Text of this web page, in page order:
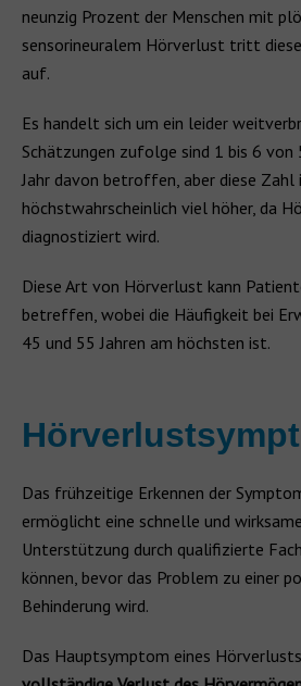
neunzig Prozent der Menschen mit
sensorineuralem Hörverlust tritt
auf.
Es handelt sich um ein leider
Schätzungen zufolge sind 1 bis 6
Jahr davon betroffen, aber diese Zahl
höchstwahrscheinlich viel höher, da
diagnostiziert wird.
Diese Art von Hörverlust kann
betreffen, wobei die Häufigkeit bei
45 und 55 Jahren am höchsten ist.
Das frühzeitige Erkennen der
ermöglicht eine schnelle und
Unterstützung durch qualifizierte
können, bevor das Problem zu einer
Behinderung wird.
Das Hauptsymptom eines